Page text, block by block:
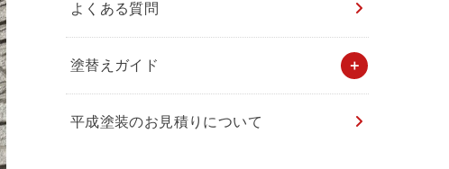
よくある質問
塗替えガイド
平成塗装のお見積りについて